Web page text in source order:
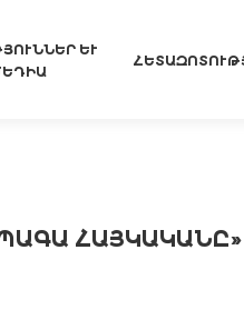
ԵՒ Մ